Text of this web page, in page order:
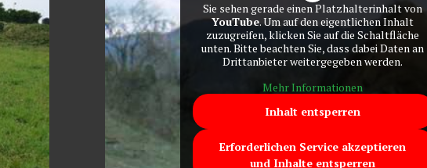
Sie sehen gerade einen Platzhalterinhalt von
YouTube. Um auf den eigentlichen Inhalt
zuzugreifen, klicken Sie auf die Schaltfläche
unten. Bitte beachten Sie, dass dabei Daten an
Drittanbieter weitergegeben werden.
Mehr Informationen
Inhalt entsperren
Erforderlichen Service akzeptieren
und Inhalte entsperren